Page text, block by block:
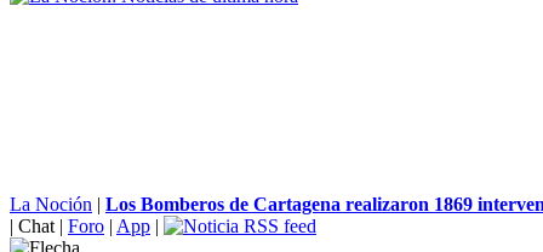
La Noción | Los Bomberos de Cartagena realizaron 1869
| Chat | Foro | App |